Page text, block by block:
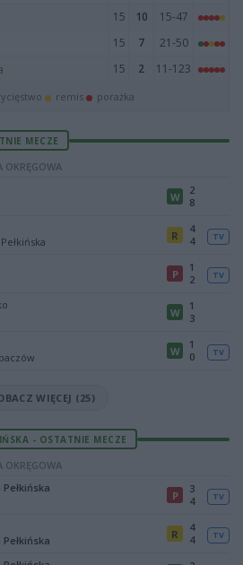
15 10
15-47
15 7
21-50
15 2 11-123
remis porażka
MECZE
OKRĘGOWA
W
2
8
R
4
4
TV
P
1
2
TV
W
1
3
W
1
0
TV
WIĘCEJ (25)
- OSTATNIE MECZE
OKRĘGOWA
P
3
4
TV
R
4
4
TV